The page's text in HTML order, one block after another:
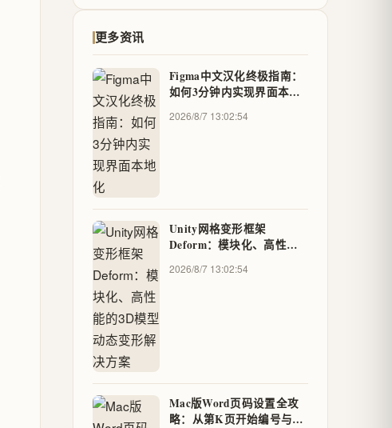
更多资讯
Figma中文汉化终极指南：
如何3分钟内实现界面本地
2026/8/7 13:02:54
Unity网格变形框架
Deform：模块化、高性能
案
2026/8/7 13:02:54
Mac版Word页码设置全攻
略：从第K页开始编号与分